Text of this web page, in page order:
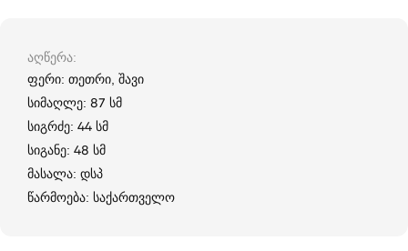
აღწერა
ფერი: თეთრი, შავი
სიმაღლე: 87 სმ
სიგრძე: 44 სმ
სიგანე: 48 სმ
მასალა: დსპ
წარმოება: საქართველო